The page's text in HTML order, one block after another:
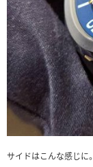
サイドはこんな感じに。